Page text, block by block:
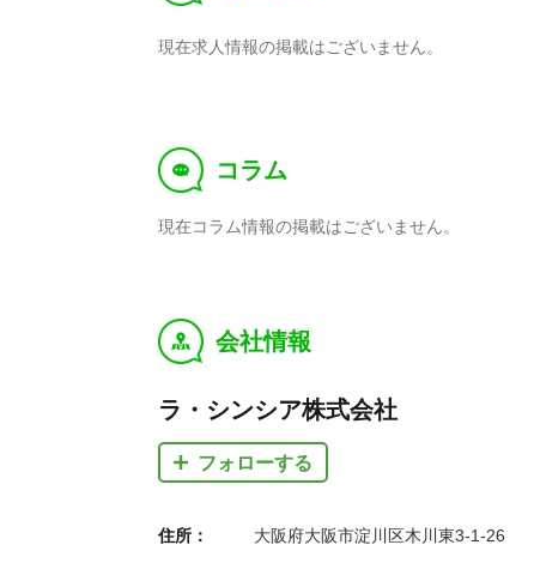
現在求人情報の掲載はございません。
f コラム
現在コラム情報の掲載はございません。
y 会社情報
ラ・シンシア株式会社
フォローする
住所： 大阪府大阪市淀川区木川東3-1-26